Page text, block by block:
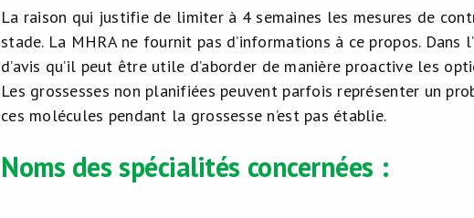
La raison qui justifie de limiter à 4 semaines les mesures de
stade. La MHRA ne fournit pas d’informations à ce propos. Dans
d’avis qu’il peut être utile d’aborder de manière proactive les
Les grossesses non planifiées peuvent parfois représenter un
ces molécules pendant la grossesse n’est pas établie.
Noms des spécialités concernées :